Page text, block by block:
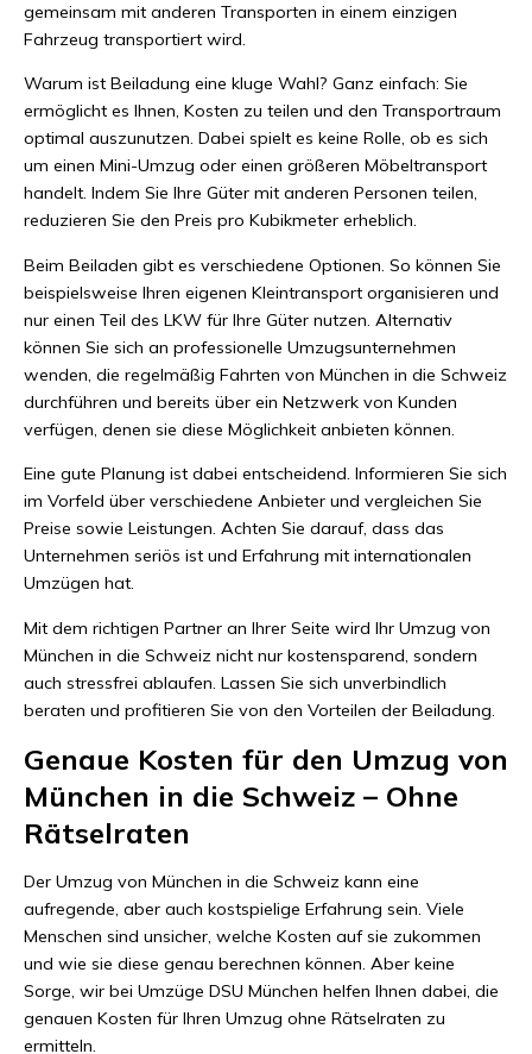
gemeinsam mit anderen Transporten in einem einzigen
Fahrzeug transportiert wird.
Warum ist Beiladung eine kluge Wahl? Ganz einfach: Sie
ermöglicht es Ihnen, Kosten zu teilen und den Transportraum
optimal auszunutzen. Dabei spielt es keine Rolle, ob es sich
um einen Mini-Umzug oder einen größeren Möbeltransport
handelt. Indem Sie Ihre Güter mit anderen Personen teilen,
reduzieren Sie den Preis pro Kubikmeter erheblich.
Beim Beiladen gibt es verschiedene Optionen. So können Sie
beispielsweise Ihren eigenen Kleintransport organisieren und
nur einen Teil des LKW für Ihre Güter nutzen. Alternativ
können Sie sich an professionelle Umzugsunternehmen
wenden, die regelmäßig Fahrten von München in die Schweiz
durchführen und bereits über ein Netzwerk von Kunden
verfügen, denen sie diese Möglichkeit anbieten können.
Eine gute Planung ist dabei entscheidend. Informieren Sie sich
im Vorfeld über verschiedene Anbieter und vergleichen Sie
Preise sowie Leistungen. Achten Sie darauf, dass das
Unternehmen seriös ist und Erfahrung mit internationalen
Umzügen hat.
Mit dem richtigen Partner an Ihrer Seite wird Ihr Umzug von
München in die Schweiz nicht nur kostensparend, sondern
auch stressfrei ablaufen. Lassen Sie sich unverbindlich
beraten und profitieren Sie von den Vorteilen der Beiladung.
Genaue Kosten für den Umzug von
München in die Schweiz – Ohne
Rätselraten
Der Umzug von München in die Schweiz kann eine
aufregende, aber auch kostspielige Erfahrung sein. Viele
Menschen sind unsicher, welche Kosten auf sie zukommen
und wie sie diese genau berechnen können. Aber keine
Sorge, wir bei Umzüge DSU München helfen Ihnen dabei, die
genauen Kosten für Ihren Umzug ohne Rätselraten zu
ermitteln.